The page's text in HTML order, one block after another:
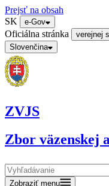
Prejsť na obsah
SK
e-Gov
Oficiálna stránka
verejnej
Slovenčina
ZVJS
Zbor väzenskej
Zobraziť menu